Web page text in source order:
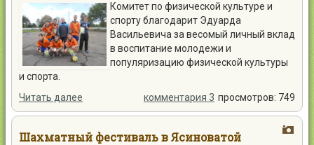
Комитет по физической культуре и
спорту благодарит Эдуарда
Васильевича за весомый личный вклад
в воспитание молодежи и
популяризацию физической культуры
и спорта.
Читать далее
просмотров: 749
комментария 3
Шахматный фестиваль в Ясиноватой